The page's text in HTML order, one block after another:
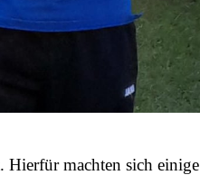
machten sich einige